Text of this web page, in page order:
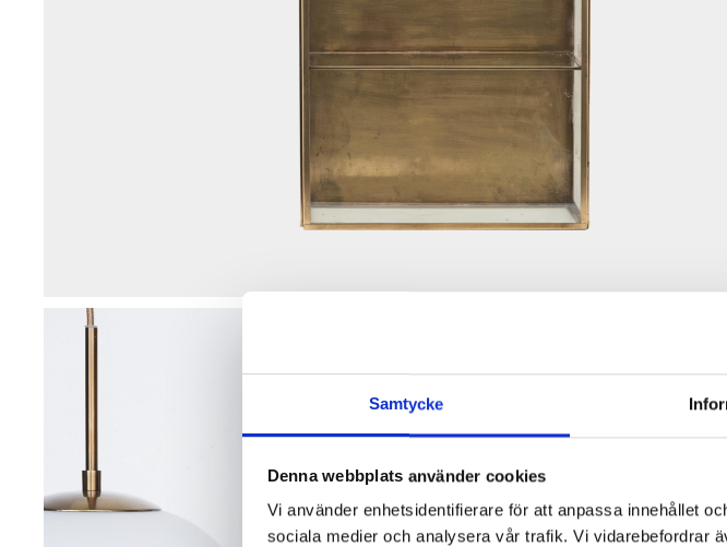
Samtycke
Denna webbplats använder cookies
Vi använder enhetsidentifierare för att anpassa innehållet
sociala medier och analysera vår trafik. Vi vidarebefordrar